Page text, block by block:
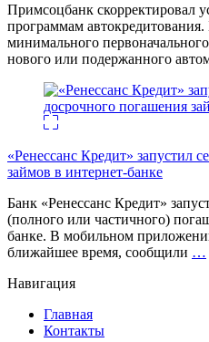
Примсоцбанк скорректировал
программам
минимального
нового или подержанного
«Ренессанс Кредит» запустил
займов в интернет-банке
Банк «Ренессанс Кредит»
(полного или частичного)
банке. В мобильном
ближайшее время, сообщили …
Навигация
Главная
Контакты